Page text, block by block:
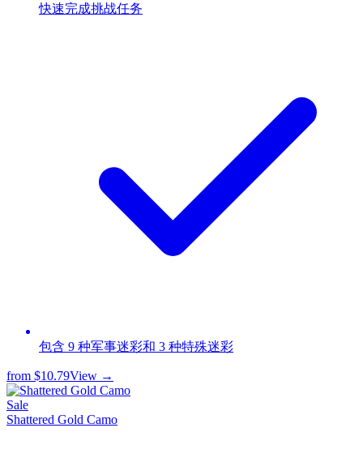
快速完成挑战任务
包含 9 种军事迷彩和 3 种特殊迷彩
from $10.79View →
Sale
Shattered Gold Camo